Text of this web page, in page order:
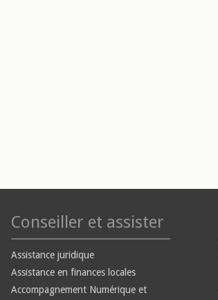
Conseiller et assister
Assistance juridique
Assistance en finances locales
Accompagnement Numérique et